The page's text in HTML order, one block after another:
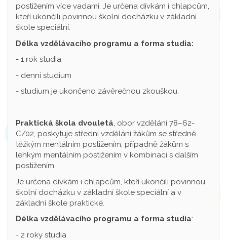
postižením více vadami. Je určena dívkám i chlapcům,
kteří ukončili povinnou školní docházku v základní
škole speciální.
Délka vzdělávacího programu a forma studia:
- 1 rok studia
- denní studium
- studium je ukončeno závěrečnou zkouškou.
Praktická škola dvouletá, obor vzdělání 78–62-
C/02, poskytuje střední vzdělání žákům se středně
těžkým mentálním postižením, případně žákům s
lehkým mentálním postižením v kombinaci s dalším
postižením.
Je určena dívkám i chlapcům, kteří ukončili povinnou
školní docházku v základní škole speciální a v
základní škole praktické.
Délka vzdělávacího programu a forma studia:
- 2 roky studia